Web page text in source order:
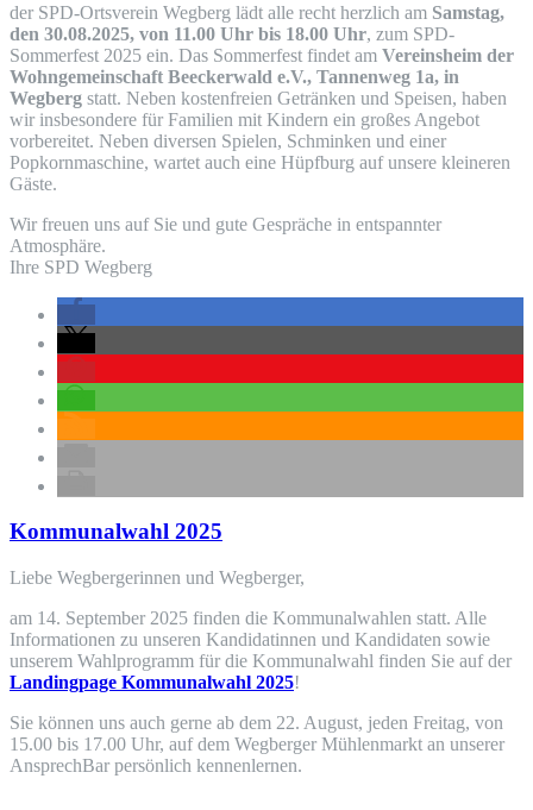
der SPD-Ortsverein Wegberg lädt alle recht herzlich am Samstag,
den 30.08.2025, von 11.00 Uhr bis 18.00 Uhr, zum SPD-
Sommerfest 2025 ein. Das Sommerfest findet am Vereinsheim der
Wohngemeinschaft Beeckerwald e.V., Tannenweg 1a, in
Wegberg statt. Neben kostenfreien Getränken und Speisen, haben
wir insbesondere für Familien mit Kindern ein großes Angebot
vorbereitet. Neben diversen Spielen, Schminken und einer
Popkornmaschine, wartet auch eine Hüpfburg auf unsere kleineren
Gäste.
Wir freuen uns auf Sie und gute Gespräche in entspannter
Atmosphäre.
Ihre SPD Wegberg
Kommunalwahl 2025
Liebe Wegbergerinnen und Wegberger,
am 14. September 2025 finden die Kommunalwahlen statt. Alle
Informationen zu unseren Kandidatinnen und Kandidaten sowie
unserem Wahlprogramm für die Kommunalwahl finden Sie auf der
Landingpage Kommunalwahl 2025!
Sie können uns auch gerne ab dem 22. August, jeden Freitag, von
15.00 bis 17.00 Uhr, auf dem Wegberger Mühlenmarkt an unserer
AnsprechBar persönlich kennenlernen.